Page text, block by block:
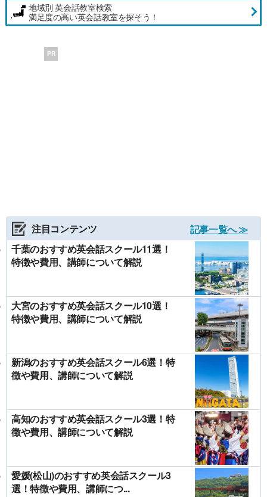
地域別 英会話教室検索
満足度の高い英会話教室を探そう！
PR
注目コンテンツ
記事一覧へ ≫
千葉のおすすめ英会話スクール11選！
特徴や費用、講師について解説
大宮のおすすめ英会話スクール10選！
特徴や費用、講師について解説
新潟のおすすめ英会話スクール6選！特
徴や費用、講師について解説
高知のおすすめ英会話スクール3選！特
徴や費用、講師について解説
愛媛(松山)のおすすめ英会話スクール3
選！特徴や費用、講師につ...